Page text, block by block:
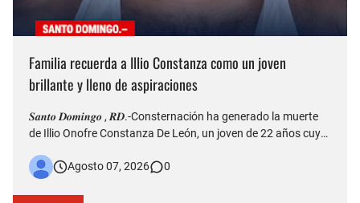
Familia recuerda a Illio Constanza como un joven
brillante y lleno de aspiraciones
𝑺𝒂𝒏𝒕𝒐 𝑫𝒐𝒎𝒊𝒏𝒈𝒐 , 𝑹𝑫.-Consternación ha generado la muerte
de Illio Onofre Constanza De León, un joven de 22 años cuyo
quedó captado en videos que posteriormente fueron
Agosto 07, 2026 0